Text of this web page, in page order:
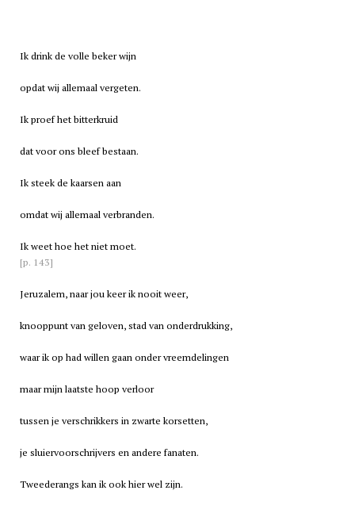
Ik drink de volle beker wijn
opdat wij allemaal vergeten.
Ik proef het bitterkruid
dat voor ons bleef bestaan.
Ik steek de kaarsen aan
omdat wij allemaal verbranden.
Ik weet hoe het niet moet.
[p. 143]
Jeruzalem, naar jou keer ik nooit weer,
knooppunt van geloven, stad van onderdrukking,
waar ik op had willen gaan onder vreemdelingen
maar mijn laatste hoop verloor
tussen je verschrikkers in zwarte korsetten,
je sluiervoorschrijvers en andere fanaten.
Tweederangs kan ik ook hier wel zijn.